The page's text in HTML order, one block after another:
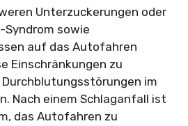
Unterzuckerungen oder
sowie
auf das Autofahren
Einschränkungen zu
im
Nach einem Schlaganfall ist
das Autofahren zu